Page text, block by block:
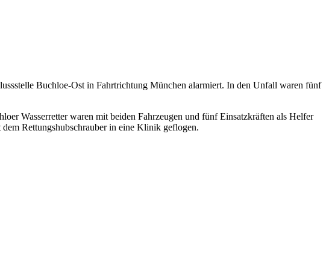
Buchloe-Ost in Fahrtrichtung München alarmiert. In den Unfall waren fünf
Wasserretter waren mit beiden Fahrzeugen und fünf Einsatzkräften als Helfer
Rettungshubschrauber in eine Klinik geflogen.